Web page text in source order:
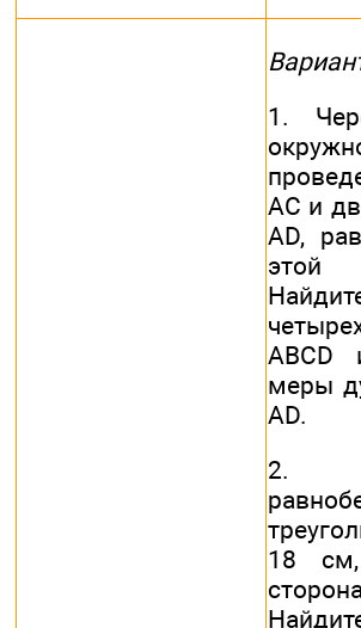
1.
АС и
AD,
этой
ABCD
меры
AD.
2.
18